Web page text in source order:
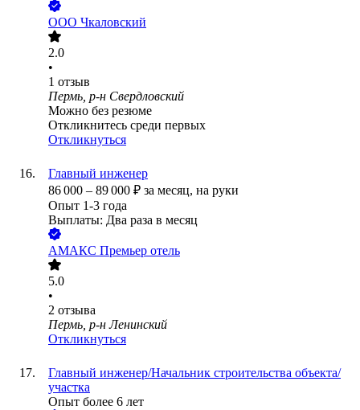
ООО Чкаловский
2.0
•
1 отзыв
Пермь, р-н Свердловский
Можно без резюме
Откликнитесь среди первых
Откликнуться
Главный инженер
86 000 – 89 000 ₽ за месяц, на руки
Опыт 1-3 года
Выплаты: Два раза в месяц
АМАКС Премьер отель
5.0
•
2 отзыва
Пермь, р-н Ленинский
Откликнуться
Главный инженер/Начальник строительства объекта/
участка
Опыт более 6 лет